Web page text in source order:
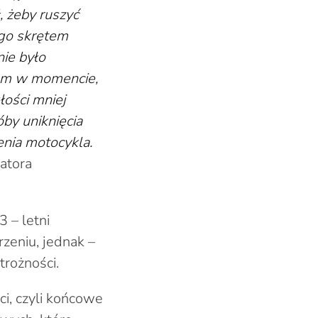
żeby ruszyć
skrętem
było
w momencie,
mniej
uniknięcia
motocykla.
– letni
jednak –
czyli końcowe